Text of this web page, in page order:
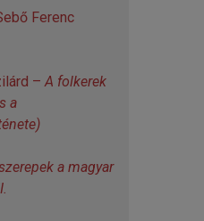
Ferenc
– A folkerek
a
a magyar